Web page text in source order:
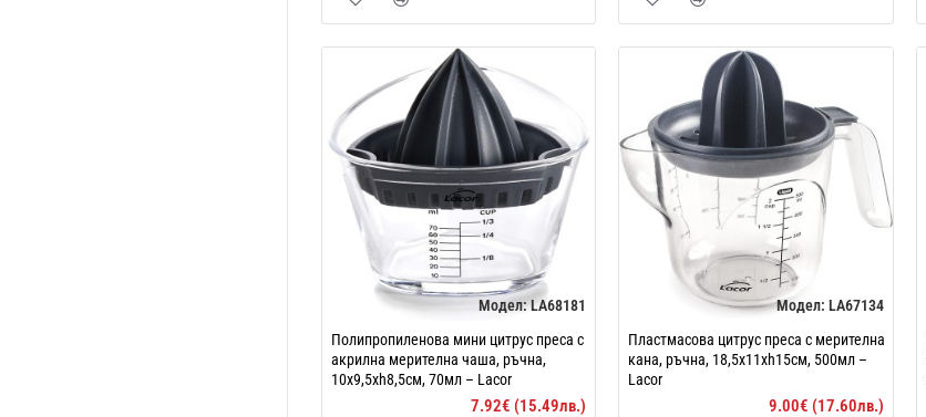
Модел:LA68181
Полипропиленова мини цитрус преса с
акрилна мерителна чаша, ръчна,
10x9,5xh8,5см, 70мл – Lacor
7.92€ (15.49лв.)
Модел: LA67134
Пластмасова цитрус преса с мерителна
кана, ръчна, 18,5x11xh15см, 500мл –
Lacor
9.00€ (17.60лв.)